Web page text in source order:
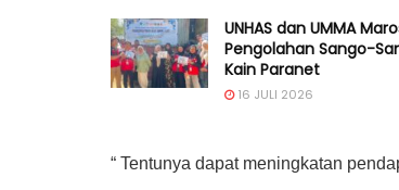
UNHAS dan UMMA
Pengolahan Sango-
Kain Paranet
16 JULI 2026
“ Tentunya dapat meningkatan